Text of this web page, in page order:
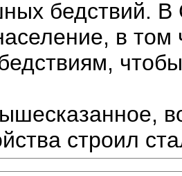
бедствий. В
в том
строил